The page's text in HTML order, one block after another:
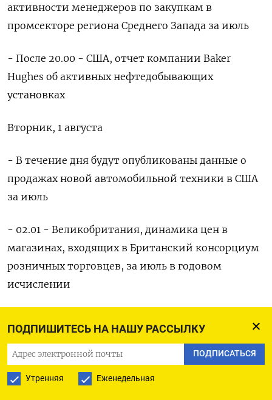
ПОДПИШИТЕСЬ НА НАШУ РАССЫЛКУ
ПОДПИСАТЬСЯ
Утренняя Еженедельная
активности менеджеров по закупкам в
промсекторе региона Среднего Запада за июль
- После 20.00 - США, отчет компании Baker
Hughes об активных нефтедобывающих
установках
Вторник, 1 августа
- В течение дня будут опубликованы данные о
продажах новой автомобильной техники в США
за июль
- 02.01 - Великобритания, динамика цен в
магазинах, входящих в Британский консорциум
розничных торговцев, за июль в годовом
исчислении
- 03.30 - Япония, итоговый индекс деловой
активности в промсекторе за июль